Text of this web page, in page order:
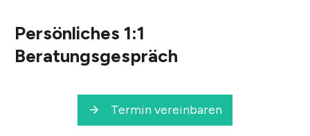
Persönliches 1:1
Beratungsgespräch
Termin vereinbaren